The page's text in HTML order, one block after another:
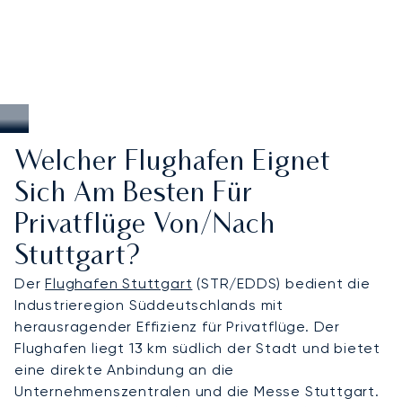
Welcher Flughafen Eignet
Sich Am Besten Für
Privatflüge Von/nach
Stuttgart?
DerFlughafen Stuttgart (STR/EDDS) bedient die
Industrieregion Süddeutschlands mit
herausragender Effizienz für Privatflüge. Der
Flughafen liegt 13 km südlich der Stadt und bietet
eine direkte Anbindung an die
Unternehmenszentralen und die Messe Stuttgart.